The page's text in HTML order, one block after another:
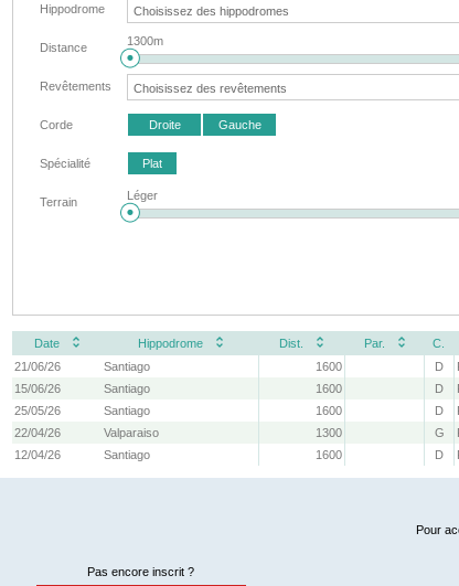
Hippodrome
Distance 1300m
Revêtements
Corde Droite Gauche
Spécialité Plat
Terrain Léger
Date Hippodrome Dist. Par. C.
21/06/26
Santiago 1600 D
15/06/26
Santiago 1600 D
25/05/26
Santiago 1600 D
22/04/26
Valparaiso 1300 G
12/04/26
Santiago 1600 D
Pour
Pas encore inscrit ?